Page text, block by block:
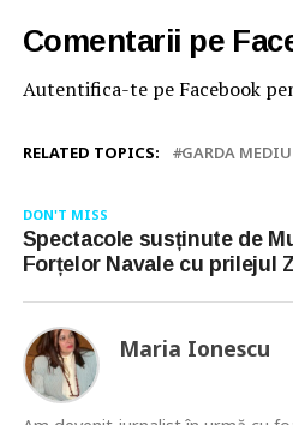
Comentarii pe
Autentifica-te pe Facebook
RELATED TOPICS: GARDA
DON'T MISS
Spectacole susținute de
Forțelor Navale cu prilejul
Maria Ionescu